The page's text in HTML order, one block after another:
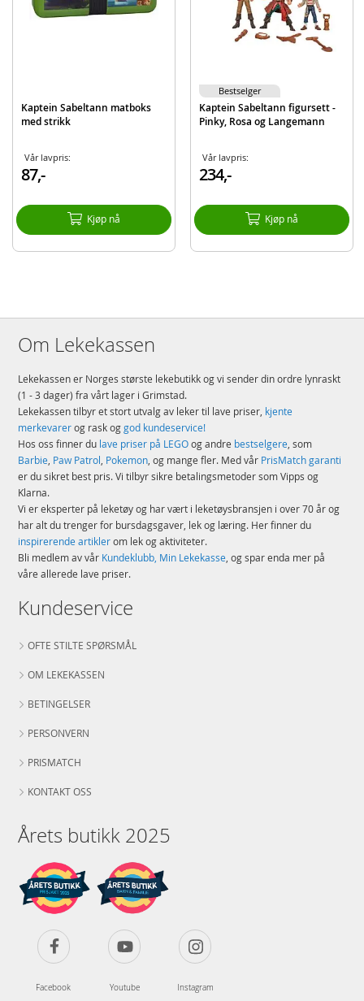
Kaptein Sabeltann matboks
med strikk
Vår lavpris:
87,-
Kjøp nå
Kaptein Sabeltann figursett -
Pinky, Rosa og Langemann
Vår lavpris:
234,-
Kjøp nå
Bestselger
Om Lekekassen
Lekekassen er Norges største lekebutikk og vi sender din ordre lynraskt
(1 - 3 dager) fra vårt lager i Grimstad.
Lekekassen tilbyr et stort utvalg av leker til lave priser, kjente
merkevarerog rask oggod kundeservice!
Hos oss finner du lave priser på LEGOog andre bestselgere, som
Barbie, Paw Patrol, Pokemon, og mange fler. Med vår PrisMatch garanti
er du sikret best pris. Vi tilbyr sikre betalingsmetoder som Vipps og
Klarna.
Vi er eksperter på leketøy og har vært i leketøysbransjen i over 70 år og
har alt du trenger for bursdagsgaver, lek og læring. Her finner du
inspirerende artiklerom lek og aktiviteter.
Bli medlem av vår Kundeklubb, Min Lekekasse, og spar enda mer på
våre allerede lave priser.
Kundeservice
OFTE STILTE SPØRSMÅL
OM LEKEKASSEN
BETINGELSER
PERSONVERN
PRISMATCH
KONTAKT OSS
Årets butikk 2025
Facebook Youtube Instagram